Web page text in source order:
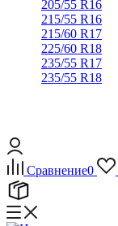
205/55 R16
215/55 R16
215/60 R17
225/60 R18
235/55 R17
235/55 R18
Сравнение0